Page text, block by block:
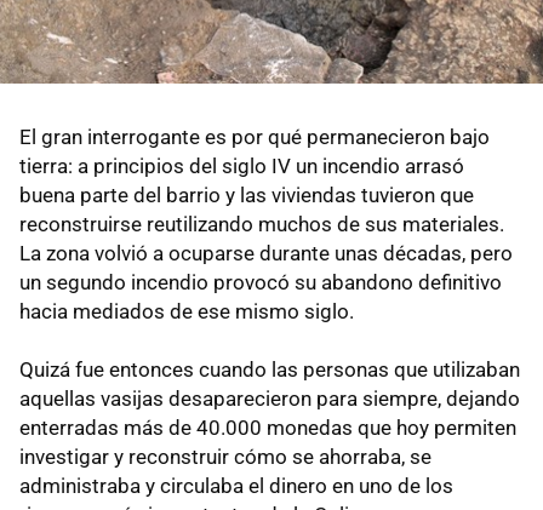
El gran interrogante es por qué permanecieron bajo
tierra: a principios del siglo IV un incendio arrasó
buena parte del barrio y las viviendas tuvieron que
reconstruirse reutilizando muchos de sus materiales.
La zona volvió a ocuparse durante unas décadas, pero
un segundo incendio provocó su abandono definitivo
hacia mediados de ese mismo siglo.
Quizá fue entonces cuando las personas que utilizaban
aquellas vasijas desaparecieron para siempre, dejando
enterradas más de 40.000 monedas que hoy permiten
investigar y reconstruir cómo se ahorraba, se
administraba y circulaba el dinero en uno de los